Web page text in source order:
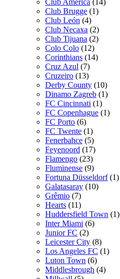
Club América (14)
Club Brugge (1)
Club León (4)
Club Necaxa (2)
Club Tijuana (2)
Colo Colo (12)
Corinthians (14)
Cruz Azul (7)
Cruzeiro (13)
Derby County (10)
Dinamo Zagreb (1)
FC Cincinnati (1)
FC Copenhague (1)
FC Porto (6)
FC Twente (1)
Fenerbahce (5)
Feyenoord (17)
Flamengo (23)
Fluminense (9)
Fortuna Düsseldorf (1)
Galatasaray (10)
Grêmio (7)
Hearts (11)
Huddersfield Town (1)
Inter Miami (6)
Junior FC (2)
Leicester City (8)
Los Angeles FC (1)
Luton Town (6)
Middlesbrough (4)